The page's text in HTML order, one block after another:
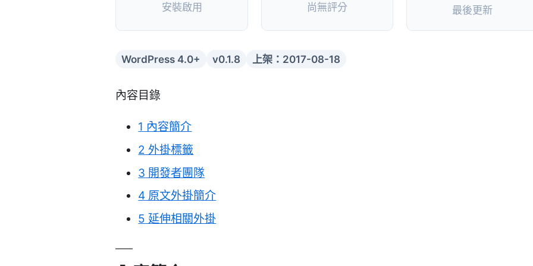
安裝啟用 尚無評分 最後更新
WordPress 4.0+ v0.1.8 上架：2017-08-18
內容目錄
1 內容簡介
2 外掛標籤
3 開發者團隊
4 原文外掛簡介
5 延伸相關外掛